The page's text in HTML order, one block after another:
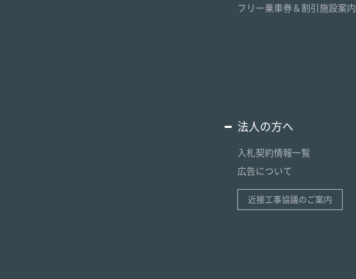
フリー乗車券＆割引施設案内
法人の方へ
入札契約情報一覧
広告について
近接工事協議のご案内